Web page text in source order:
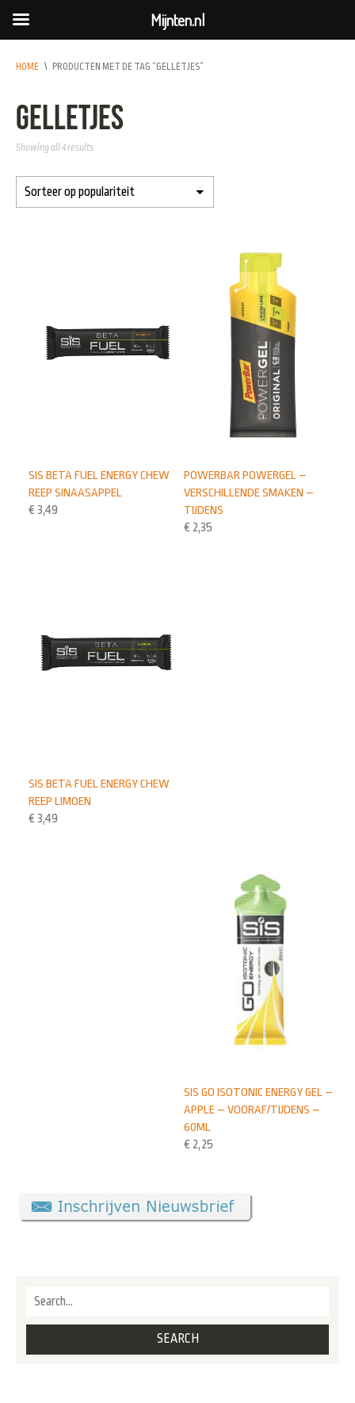
HOME \ PRODUCTEN MET DE TAG “GELLETJES”
gelletjes
Showing all 4 results
POWERBAR POWERGEL –
VERSCHILLENDE SMAKEN –
TIJDENS
€ 2,35
SIS BETA FUEL ENERGY CHEW
REEP SINAASAPPEL
€ 3,49
SIS BETA FUEL ENERGY CHEW
REEP LIMOEN
€ 3,49
SIS GO ISOTONIC ENERGY GEL –
APPLE – VOORAF/TIJDENS –
60ML
€ 2,25
Mijnten.nl